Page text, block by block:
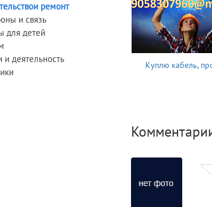
ремонт
и связь
для детей
и деятельность
Куплю кабель,